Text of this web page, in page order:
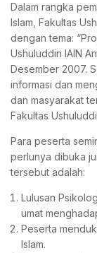
Dalam rangka
Islam, Fakultas
dengan tema:
Ushuluddin IAIN
Desember 2007.
informasi dan
dan masyarakat
Fakultas
Para peserta
perlunya dibuka
tersebut adalah:
Lulusan
umat
Peserta
Islam.